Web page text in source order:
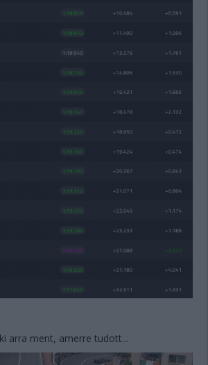
arra ment, amerre tudott...